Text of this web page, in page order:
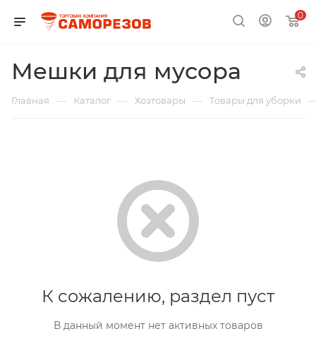
0
Мешки для мусора
Главная — Каталог — Хозтовары — Товары для уборки
К сожалению, раздел пуст
В данный момент нет активных товаров